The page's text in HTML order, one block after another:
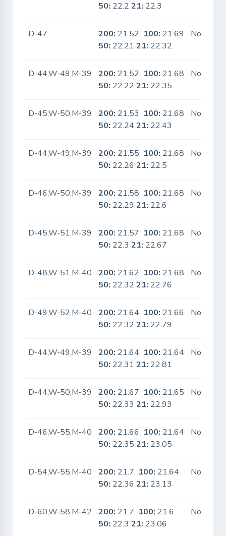
50: 22.221: 22.3
D-47 200: 21.52 100: 21.69
50: 22.2121: 22.32
No
D-44,W-49,M-39 200: 21.52 100: 21.68
50: 22.2221: 22.35
No
D-45,W-50,M-39 200: 21.53 100: 21.68
50: 22.2421: 22.43
No
D-44,W-49,M-39 200: 21.55 100: 21.68
50: 22.2621: 22.5
No
D-46,W-50,M-39 200: 21.58 100: 21.68
50: 22.2921: 22.6
No
D-45,W-51,M-39 200: 21.57 100: 21.68
50: 22.321: 22.67
No
D-48,W-51,M-40 200: 21.62 100: 21.68
50: 22.3221: 22.76
No
D-49,W-52,M-40 200: 21.64 100: 21.66
50: 22.3221: 22.79
No
D-44,W-49,M-39 200: 21.64 100: 21.64
50: 22.3121: 22.81
No
D-44,W-50,M-39 200: 21.67 100: 21.65
50: 22.3321: 22.93
No
D-46,W-55,M-40 200: 21.66 100: 21.64
50: 22.3521: 23.05
No
D-54,W-55,M-40 200: 21.7 100: 21.64
50: 22.3621: 23.13
No
D-60,W-58,M-42 200: 21.7 100: 21.6
50: 22.321: 23.06
No